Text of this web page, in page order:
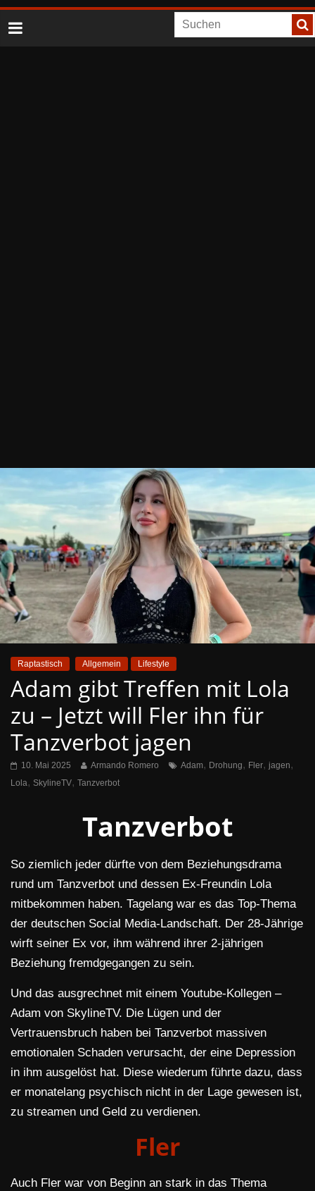
Raptastisch Allgemein Lifestyle
Adam gibt Treffen mit Lola
zu – Jetzt will Fler ihn für
Tanzverbot jagen
10. Mai 2025 Armando Romero Adam, Drohung, Fler, jagen,
Lola, SkylineTV, Tanzverbot
Tanzverbot
So ziemlich jeder dürfte von dem Beziehungsdrama
rund um Tanzverbot und dessen Ex-Freundin Lola
mitbekommen haben. Tagelang war es das Top-Thema
der deutschen Social Media-Landschaft. Der 28-Jährige
wirft seiner Ex vor, ihm während ihrer 2-jährigen
Beziehung fremdgegangen zu sein.
Und das ausgrechnet mit einem Youtube-Kollegen –
Adam von SkylineTV. Die Lügen und der
Vertrauensbruch haben bei Tanzverbot massiven
emotionalen Schaden verursacht, der eine Depression
in ihm ausgelöst hat. Diese wiederum führte dazu, dass
er monatelang psychisch nicht in der Lage gewesen ist,
zu streamen und Geld zu verdienen.
Fler
Auch Fler war von Beginn an stark in das Thema